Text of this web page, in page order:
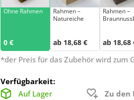
Ohne Rahmen
0 €
Rahmen –
Natureiche
ab 18,68 €
Rahmen –
ab 18,68
*der Preis für das Zubehör wird zum
Verfügbarkeit:
Auf Lager
Zu den